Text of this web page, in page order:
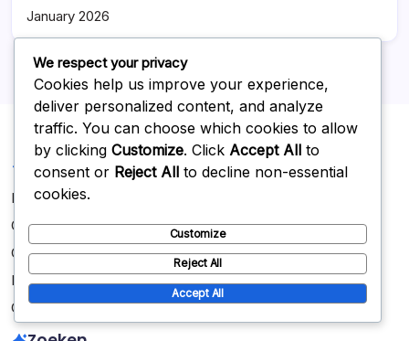
January 2026
Juridisch
Beleid gegevensbescherming
Over ons
Gebruikersovereenkomst
Bereik ons
Cookies en tracking
We respect your privacy
Cookies help us improve your experience,
deliver personalized content, and analyze
traffic. You can choose which cookies to allow
by clicking Customize. Click Accept All to
consent or Reject All to decline non-essential
cookies.
Customize
Reject All
Accept All